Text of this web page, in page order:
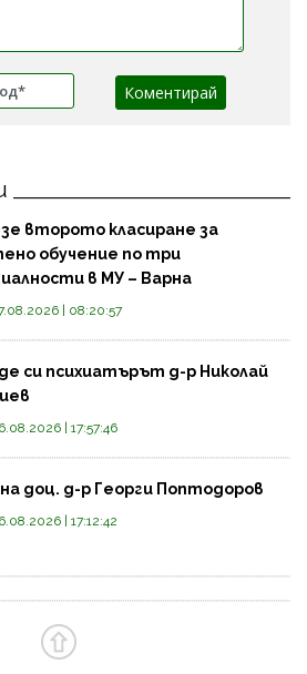
второто класиране за
обучение по три
в МУ – Варна
| 08:20:57
си психиатърът д-р Николай
| 17:57:46
доц. д-р Георги Поптодоров
| 17:12:42